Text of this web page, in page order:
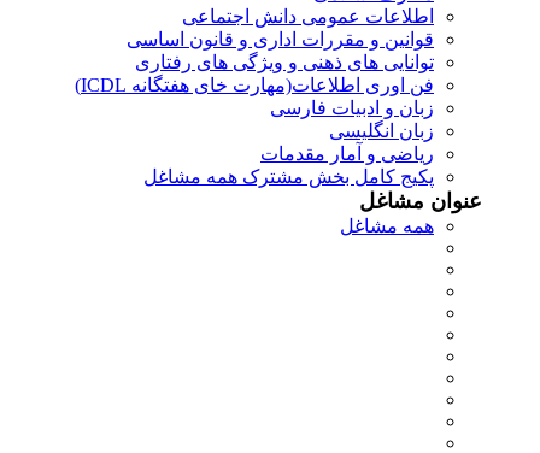
اطلاعات عمومی دانش اجتماعی
قوانین و مقررات اداری و قانون اساسی
توانایی های ذهنی و ویژگی های رفتاری
فن اوری اطلاعات(مهارت خای هفتگانه ICDL)
زبان و ادبیات فارسی
زبان انگلیسی
ریاضی و آمار مقدمات
پکیج کامل بخش مشترک همه مشاغل
عنوان مشاغل
همه مشاغل